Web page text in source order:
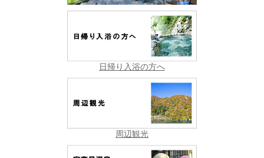
日帰り入浴の方へ
周辺観光